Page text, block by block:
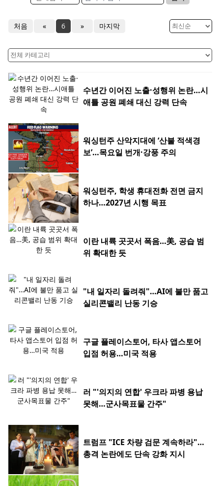
처음 « 6 » 마지막
수년간 이어진 노출·성행위 논란…시
애틀 공원 폐쇄 대신 강력 단속
워싱턴주 산악지대에 ‘산불 적색경
보’…목요일 번개·강풍 주의
워싱턴주, 학생 휴대전화 전면 금지
하나…2027년 시행 목표
이란 내륙 곳곳서 폭음…美, 공습 범
위 확대한 듯
"내 일자리 돌려줘"…AI에 불만 품고
실리콘밸리 난동 기승
구글 플레이스토어, 타사 앱스토어
입점 허용…미국 적용
러 "'의지의 연합' 우크라 파병 용납
못해…군사목표물 간주"
트럼프 "ICE 차량 검문 계속하라"…
총격 논란에도 단속 강화 지시